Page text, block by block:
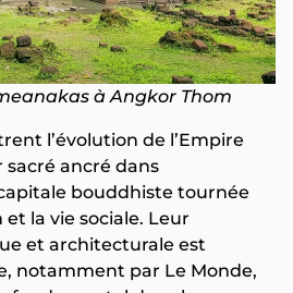
à Angkor Thom
l’évolution de l’Empire
sacré ancré dans
bouddhiste tournée
la vie sociale. Leur
et architecturale est
notamment par Le Monde,